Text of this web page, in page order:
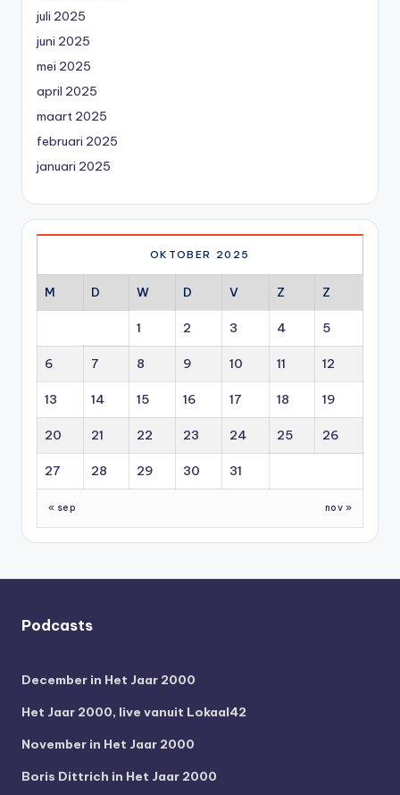
juli 2025
juni 2025
mei 2025
april 2025
maart 2025
februari 2025
januari 2025
OKTOBER 2025
M D W D V Z Z
1 2 3 4 5
6 7 8 9 10 11 12
13 14 15 16 17 18 19
20 21 22 23 24 25 26
27 28 29 30 31
« sep nov »
Podcasts
December in Het Jaar 2000
Het Jaar 2000, live vanuit Lokaal42
November in Het Jaar 2000
Boris Dittrich in Het Jaar 2000